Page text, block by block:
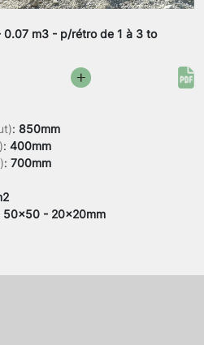
m3 - p/rétro de 1 à 3 to
: 850mm
: 400mm
: 700mm
50x50 - 20x20mm